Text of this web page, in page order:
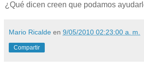
¿Qué dicen creen que podamos
Mario Ricalde en 9/05/2010 02:23:00 a. m.
Compartir